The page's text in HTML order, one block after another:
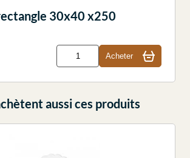
30x40 x250
Acheter
aussi ces produits